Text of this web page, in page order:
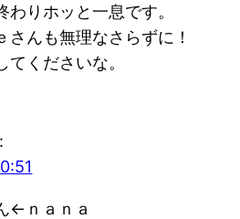
わりホッと一息です。
さんも無理なさらずに！
てくださいな。
←ｎａｎａ